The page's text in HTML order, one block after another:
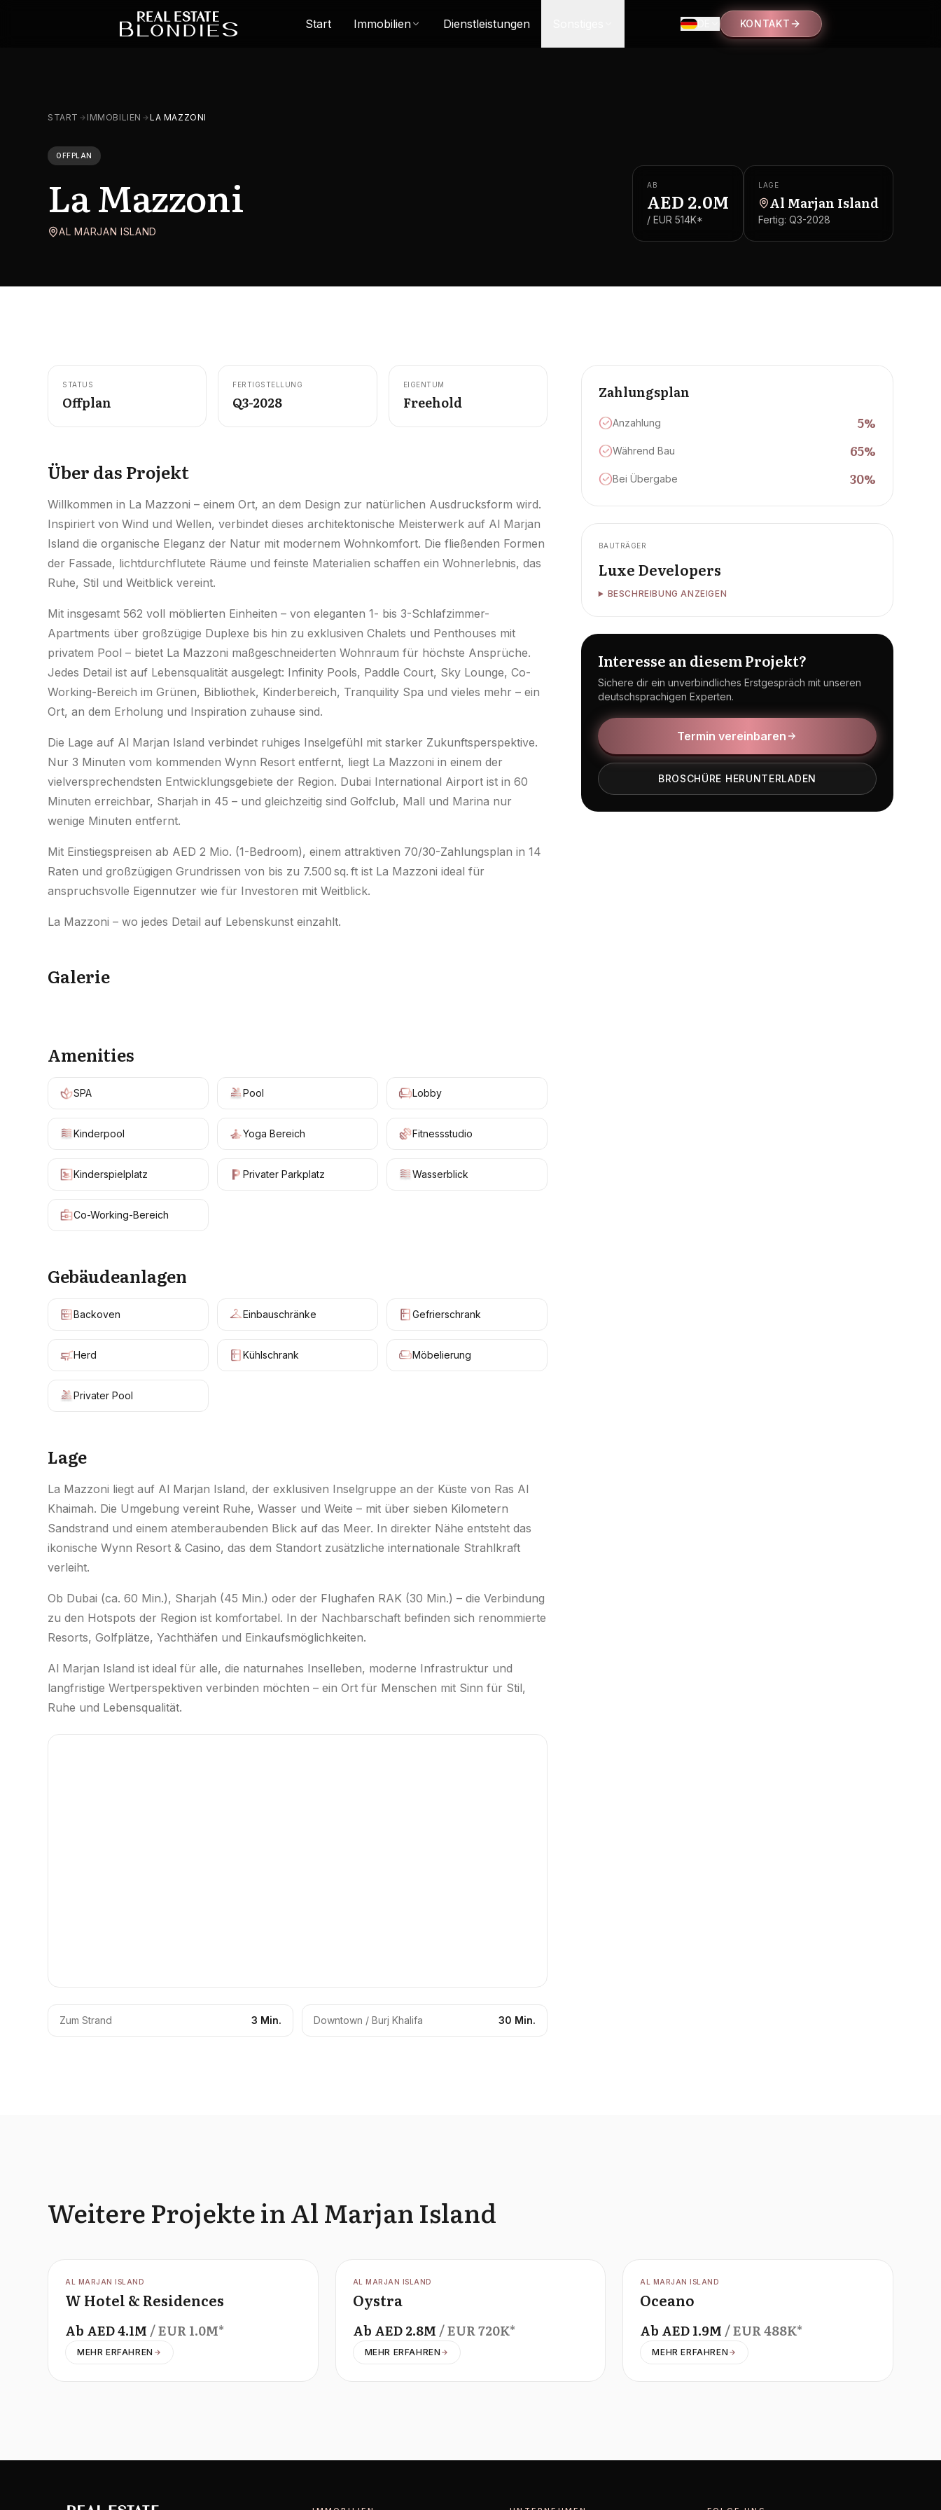
Start Immobilien Dienstleistungen DE KONTAKT
START IMMOBILIEN LA MAZZONI
OFFPLAN
La Mazzoni
AL MARJAN ISLAND
AB
AED 2.0M
/ EUR 514K*
LAGE
Al Marjan Island
Fertig: Q3-2028
STATUS
Offplan
FERTIGSTELLUNG
Q3-2028
EIGENTUM
Freehold
Über das Projekt
Willkommen in La Mazzoni – einem Ort, an dem Design zur natürlichen Ausdrucksform wird.
Inspiriert von Wind und Wellen, verbindet dieses architektonische Meisterwerk auf Al Marjan
Island die organische Eleganz der Natur mit modernem Wohnkomfort. Die fließenden Formen
der Fassade, lichtdurchflutete Räume und feinste Materialien schaffen ein Wohnerlebnis, das
Ruhe, Stil und Weitblick vereint.
Mit insgesamt 562 voll möblierten Einheiten – von eleganten 1- bis 3-Schlafzimmer-
Apartments über großzügige Duplexe bis hin zu exklusiven Chalets und Penthouses mit
privatem Pool – bietet La Mazzoni maßgeschneiderten Wohnraum für höchste Ansprüche.
Jedes Detail ist auf Lebensqualität ausgelegt: Infinity Pools, Paddle Court, Sky Lounge, Co-
Working-Bereich im Grünen, Bibliothek, Kinderbereich, Tranquility Spa und vieles mehr – ein
Ort, an dem Erholung und Inspiration zuhause sind.
Die Lage auf Al Marjan Island verbindet ruhiges Inselgefühl mit starker Zukunftsperspektive.
Nur 3 Minuten vom kommenden Wynn Resort entfernt, liegt La Mazzoni in einem der
vielversprechendsten Entwicklungsgebiete der Region. Dubai International Airport ist in 60
Minuten erreichbar, Sharjah in 45 – und gleichzeitig sind Golfclub, Mall und Marina nur
wenige Minuten entfernt.
Mit Einstiegspreisen ab AED 2 Mio. (1-Bedroom), einem attraktiven 70/30-Zahlungsplan in 14
Raten und großzügigen Grundrissen von bis zu 7.500 sq. ft ist La Mazzoni ideal für
anspruchsvolle Eigennutzer wie für Investoren mit Weitblick.
La Mazzoni – wo jedes Detail auf Lebenskunst einzahlt.
Galerie
Amenities
SPA Pool Lobby
Kinderpool Yoga Bereich Fitnessstudio
Kinderspielplatz Privater Parkplatz Wasserblick
Co-Working-Bereich
Gebäudeanlagen
Backoven Einbauschränke Gefrierschrank
Herd Kühlschrank Möbelierung
Privater Pool
Lage
La Mazzoni liegt auf Al Marjan Island, der exklusiven Inselgruppe an der Küste von Ras Al
Khaimah. Die Umgebung vereint Ruhe, Wasser und Weite – mit über sieben Kilometern
Sandstrand und einem atemberaubenden Blick auf das Meer. In direkter Nähe entsteht das
ikonische Wynn Resort & Casino, das dem Standort zusätzliche internationale Strahlkraft
verleiht.
Ob Dubai (ca. 60 Min.), Sharjah (45 Min.) oder der Flughafen RAK (30 Min.) – die Verbindung
zu den Hotspots der Region ist komfortabel. In der Nachbarschaft befinden sich renommierte
Resorts, Golfplätze, Yachthäfen und Einkaufsmöglichkeiten.
Al Marjan Island ist ideal für alle, die naturnahes Inselleben, moderne Infrastruktur und
langfristige Wertperspektiven verbinden möchten – ein Ort für Menschen mit Sinn für Stil,
Ruhe und Lebensqualität.
Zum Strand 3 Min. Downtown / Burj Khalifa 30 Min.
Zahlungsplan
Anzahlung 5%
Während Bau 65%
Bei Übergabe 30%
BAUTRÄGER
Luxe Developers
BESCHREIBUNG ANZEIGEN
Interesse an diesem Projekt?
Sichere dir ein unverbindliches Erstgespräch mit unseren
deutschsprachigen Experten.
Termin vereinbaren
BROSCHÜRE HERUNTERLADEN
Weitere Projekte in Al Marjan Island
OFFPLAN
AL MARJAN ISLAND
W Hotel & Residences
Ab AED4.1M / EUR1.0M*
MEHR ERFAHREN
OFFPLAN
AL MARJAN ISLAND
Oystra
Ab AED2.8M / EUR720K*
MEHR ERFAHREN
OFFPLAN
AL MARJAN ISLAND
Oceano
Ab AED1.9M / EUR488K*
MEHR ERFAHREN